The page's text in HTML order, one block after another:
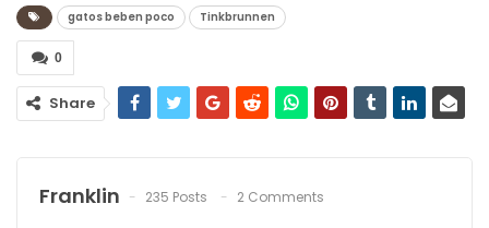
gatos beben poco Tinkbrunnen
0
Share
Franklin 235 Posts 2 Comments